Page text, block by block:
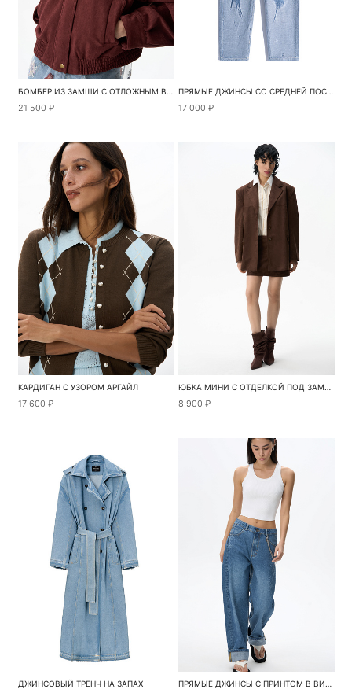
БОМБЕР ИЗ ЗАМШИ С ОТЛОЖНЫМ ВОРОТНИКОМ
21 500 ₽
ПРЯМЫЕ ДЖИНСЫ СО СРЕДНЕЙ ПОСАДКОЙ
17 000 ₽
КАРДИГАН С УЗОРОМ АРГАЙЛ
17 600 ₽
ЮБКА МИНИ С ОТДЕЛКОЙ ПОД ЗАМШУ
8 900 ₽
ДЖИНСОВЫЙ ТРЕНЧ НА ЗАПАХ ПРЯМЫЕ ДЖИНСЫ С ПРИНТОМ В ВИДЕ КРУЖЕВА